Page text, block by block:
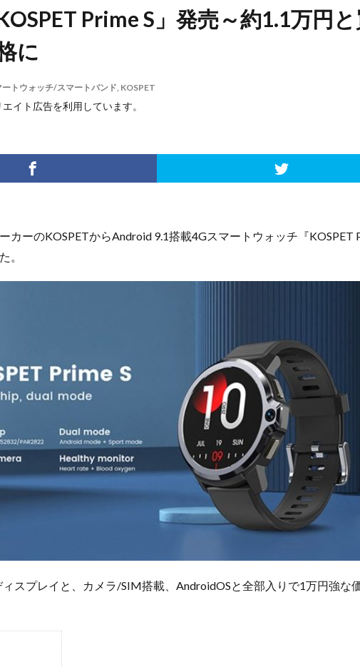
Prime S」発売～約1.1万円
に
ートウォッチ/スマートバンド, KOSPET
イト広告を利用しています。
カーのKOSPETからAndroid 9.1搭載4Gスマートウォッチ『KOSPET
。
スプレイと、カメラ/SIM搭載、AndroidOSと全部入りで1万円強な